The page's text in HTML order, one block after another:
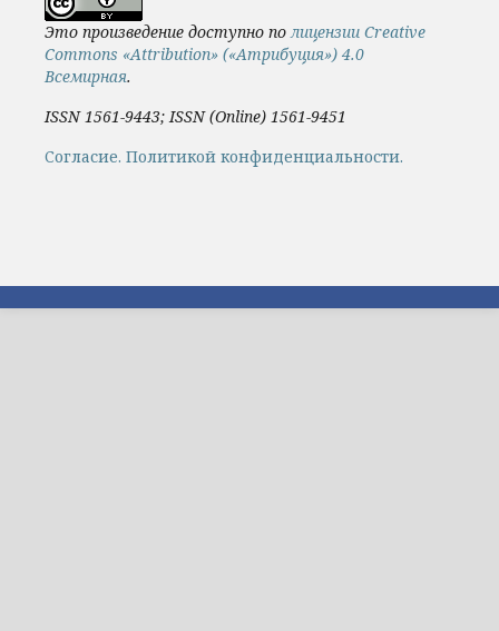
Это произведение доступно полицензии Creative
Commons «Attribution» («Атрибуция») 4.0
Всемирная.
ISSN 1561-9443; ISSN (Online) 1561-9451
Cогласие. Политикой конфиденциальности.